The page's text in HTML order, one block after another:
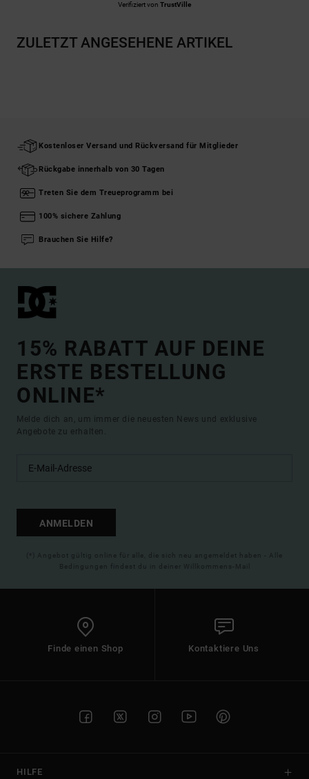
Verifiziert von TrustVille
ZULETZT ANGESEHENE ARTIKEL
Kostenloser Versand und Rückversand für Mitglieder
Rückgabe innerhalb von 30 Tagen
Treten Sie dem Treueprogramm bei
100% sichere Zahlung
Brauchen Sie Hilfe?
15% RABATT AUF DEINE
ERSTE BESTELLUNG
ONLINE*
Melde dich an, um immer die neuesten News und exklusive
Angebote zu erhalten.
ANMELDEN
(*) Angebot gültig online für alle, die sich neu angemeldet haben - Alle
Bedingungen findest du in deiner Willkommens-Mail
Finde einen Shop Kontaktiere Uns
HILFE